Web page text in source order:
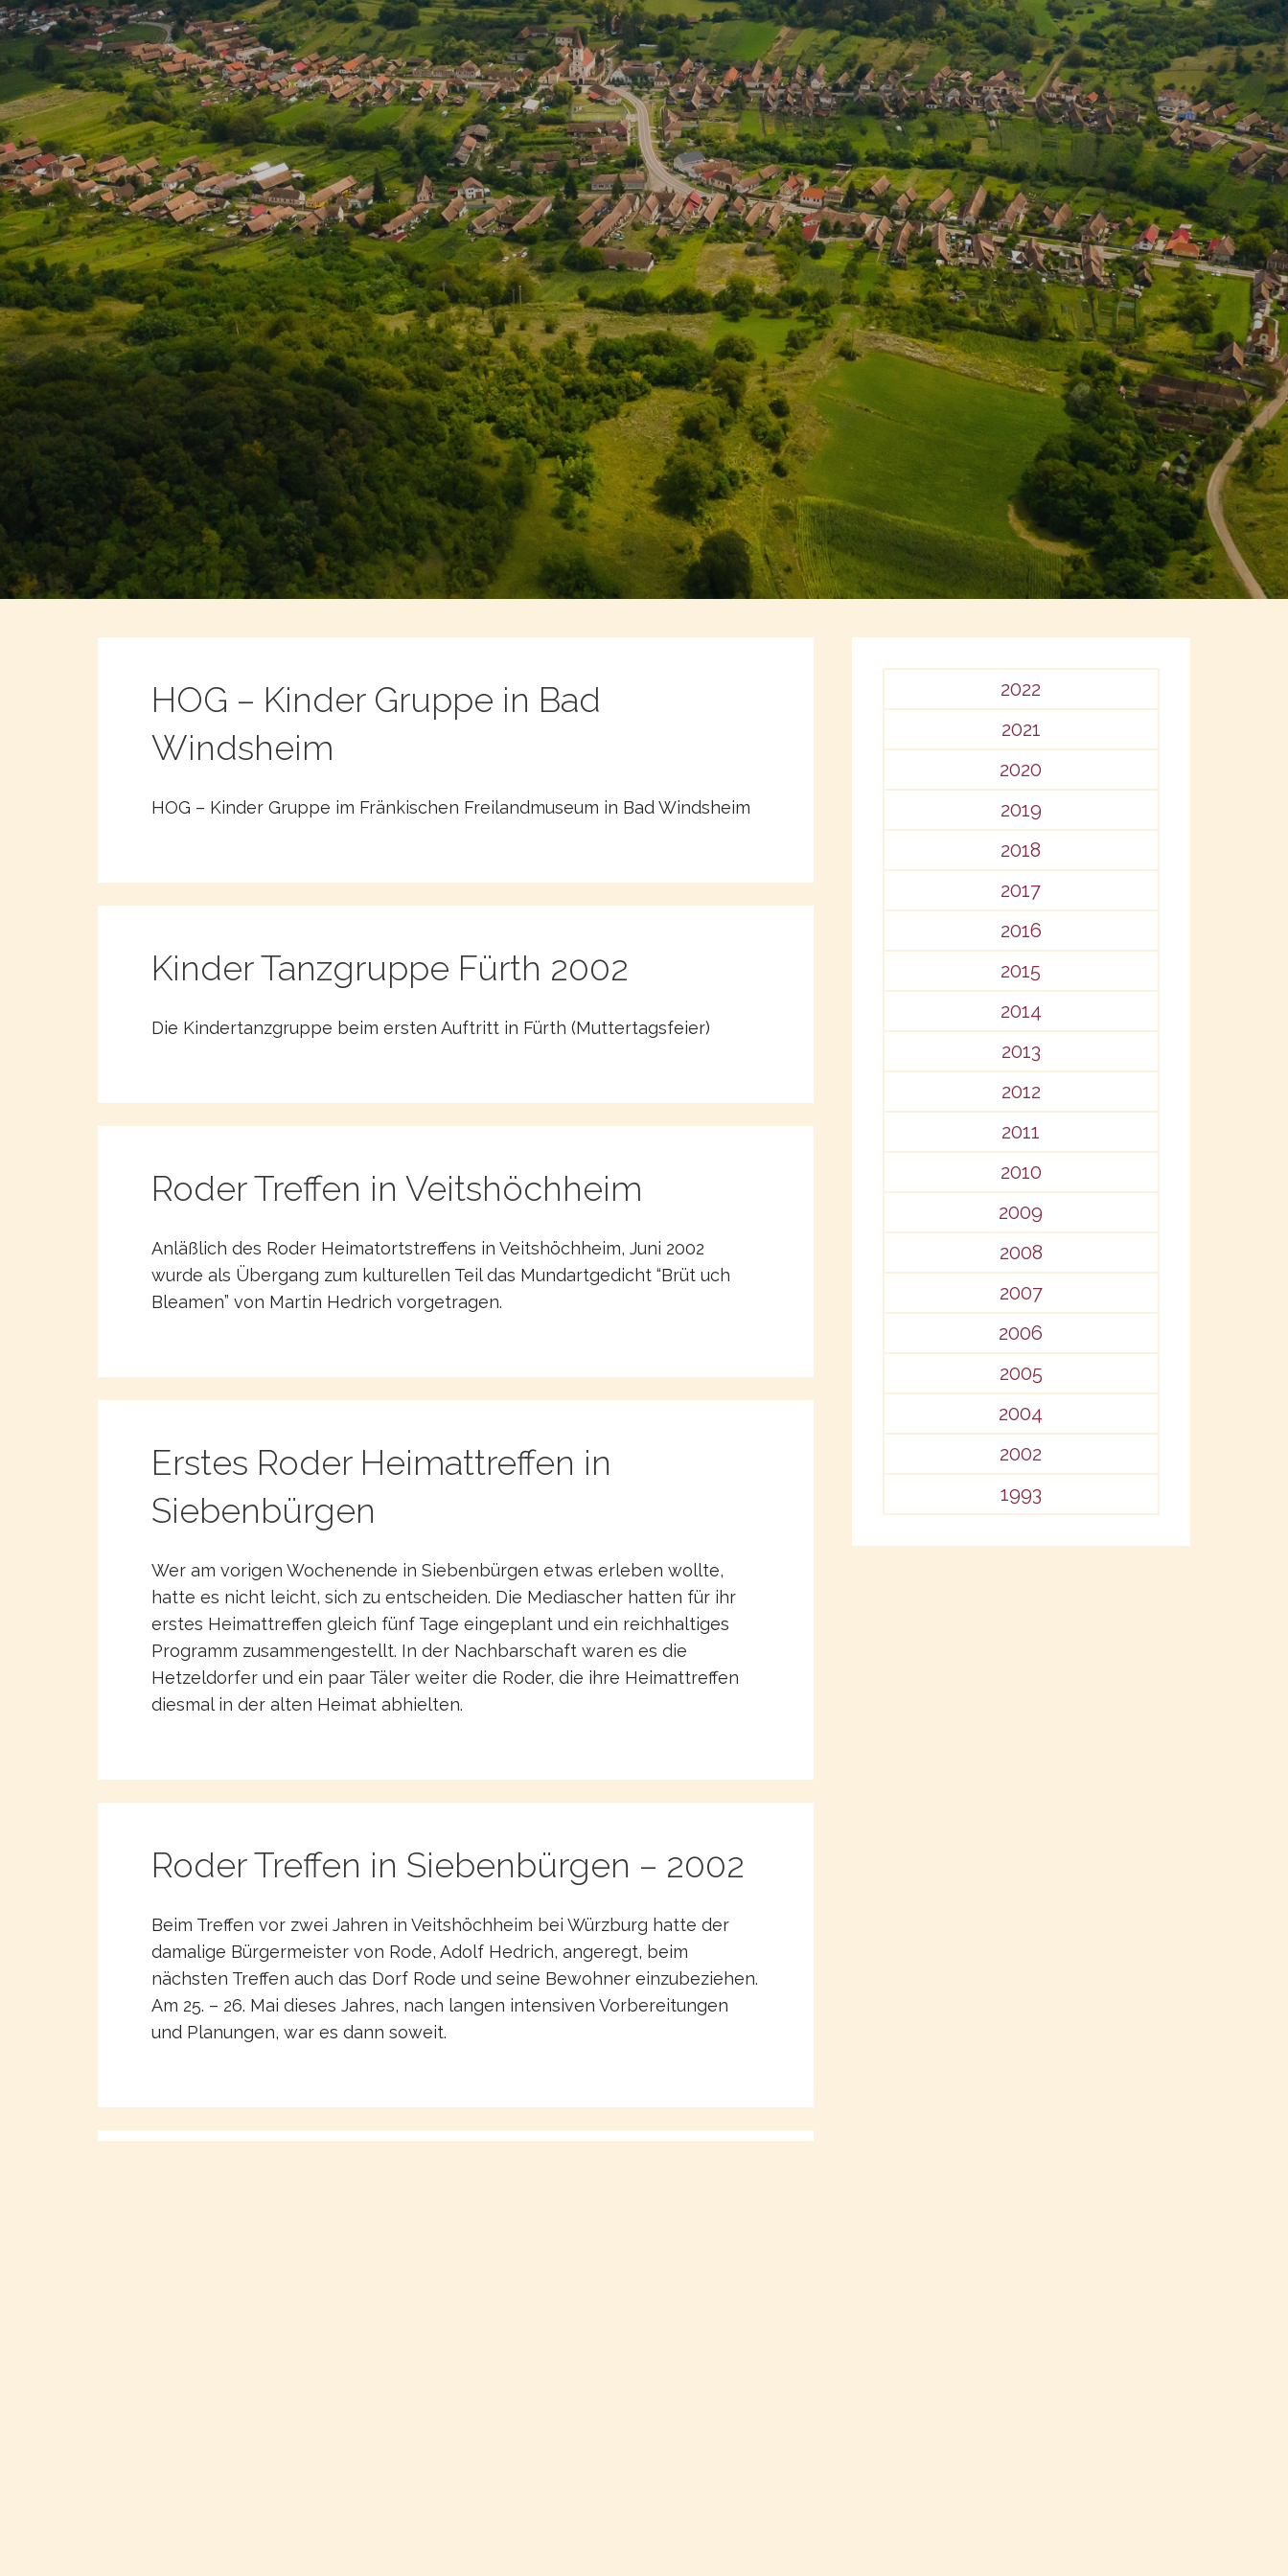
HOG – Kinder Gruppe in Bad
Windsheim
HOG – Kinder Gruppe im Fränkischen Freilandmuseum in Bad Windsheim
Kinder Tanzgruppe Fürth 2002
Die Kindertanzgruppe beim ersten Auftritt in Fürth (Muttertagsfeier)
Roder Treffen in Veitshöchheim
Anläßlich des Roder Heimatortstreffens in Veitshöchheim, Juni 2002
wurde als Übergang zum kulturellen Teil das Mundartgedicht “Brüt uch
Bleamen” von Martin Hedrich vorgetragen.
Erstes Roder Heimattreffen in
Siebenbürgen
Wer am vorigen Wochenende in Siebenbürgen etwas erleben wollte,
hatte es nicht leicht, sich zu entscheiden. Die Mediascher hatten für ihr
erstes Heimattreffen gleich fünf Tage eingeplant und ein reichhaltiges
Programm zusammengestellt. In der Nachbarschaft waren es die
Hetzeldorfer und ein paar Täler weiter die Roder, die ihre Heimattreffen
diesmal in der alten Heimat abhielten.
Roder Treffen in Siebenbürgen – 2002
Beim Treffen vor zwei Jahren in Veitshöchheim bei Würzburg hatte der
damalige Bürgermeister von Rode, Adolf Hedrich, angeregt, beim
nächsten Treffen auch das Dorf Rode und seine Bewohner einzubeziehen.
Am 25. – 26. Mai dieses Jahres, nach langen intensiven Vorbereitungen
und Planungen, war es dann soweit.
2022
2021
2020
2019
2018
2017
2016
2015
2014
2013
2012
2011
2010
2009
2008
2007
2006
2005
2004
2002
1993